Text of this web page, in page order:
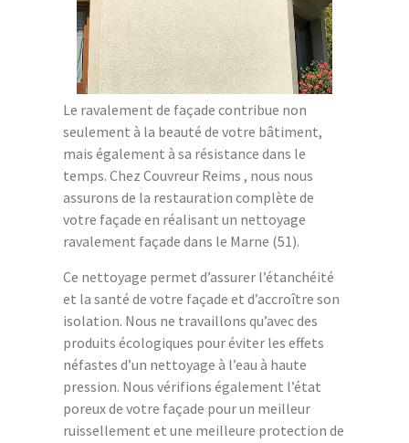
Le ravalement de façade contribue non
seulement à la beauté de votre bâtiment,
mais également à sa résistance dans le
temps. Chez Couvreur Reims , nous nous
assurons de la restauration complète de
votre façade en réalisant un nettoyage
ravalement façade dans le Marne (51).
Ce nettoyage permet d’assurer l’étanchéité
et la santé de votre façade et d’accroître son
isolation. Nous ne travaillons qu’avec des
produits écologiques pour éviter les effets
néfastes d’un nettoyage à l’eau à haute
pression. Nous vérifions également l’état
poreux de votre façade pour un meilleur
ruissellement et une meilleure protection de